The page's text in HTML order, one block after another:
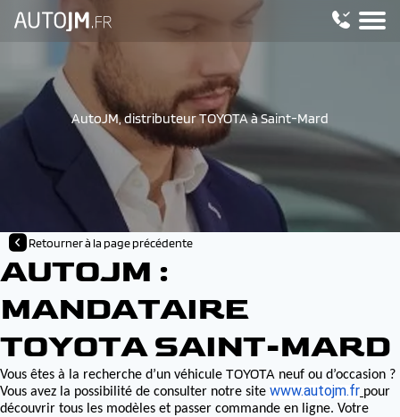
AutoJM, distributeur TOYOTA à Saint-Mard
Retourner à la page précédente
AUTOJM :
MANDATAIRE
TOYOTA SAINT-MARD
Vous êtes à la recherche d’un véhicule TOYOTA neuf ou d’occasion ?
Vous avez la possibilité de consulter notre site www.autojm.fr pour
découvrir tous les modèles et passer commande en ligne. Votre